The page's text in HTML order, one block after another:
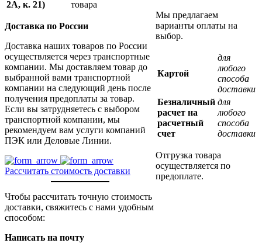
2А, к. 21) товара
Доставка по России
Доставка наших товаров по России
осуществляется через транспортные
компании. Мы доставляем товар до
выбранной вами транспортной
компании на следующий день после
получения предоплаты за товар.
Если вы затрудняетесь с выбором
транспортной компании, мы
рекомендуем вам услуги компаний
ПЭК или Деловые Линии.
Рассчитать стоимость доставки
Чтобы рассчитать точную стоимость
доставки, свяжитесь с нами удобным
способом:
Написать на почту
Мы предлагаем
варианты оплаты на
выбор.
Картой
для
любого
способа
доставки
Безналичный
расчет на
расчетный
счет
для
любого
способа
доставки
Отгрузка товара
осуществляется по
предоплате.